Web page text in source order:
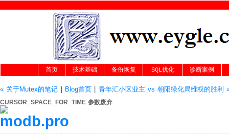
首页 技术基础 备份恢复 SQL优化 诊断案例
« 关于Mutex的笔记 Blog首页| 青年汇小区业主 vs 朝阳绿化局维权的胜利
CURSOR_SPACE_FOR_TIME 参数废弃